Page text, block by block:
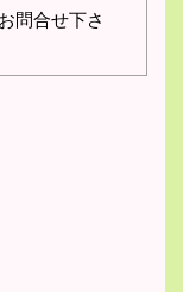
問合せ下さ